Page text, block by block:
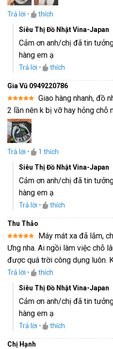
Trả lời •
thích
Siêu Thị Đồ Nhật Vina-Japan
Cảm ơn anh/chị đã tin
hàng em ạ
Trả lời • thích
Gia Vũ 0949220786
Được xếp
hạng5 5
Giao hàng nhanh, đồ
2 lần nên k bị vỡ hay hỏng chỗ
Trả lời • 1 thích
Siêu Thị Đồ Nhật Vina-Japan
Cảm ơn anh/chị đã tin
hàng em ạ
Trả lời • thích
Thu Thảo
hạng
55
Máy mát xa đã lắm,
Ưng nha. Ai ngồi làm việc chỗ
được quá trời công dụng luôn.
Trả lời •
thích
Siêu Thị Đồ Nhật Vina-Japan
Cảm ơn anh/chị đã tin
hàng em ạ
Trả lời • thích
Chị Hạnh